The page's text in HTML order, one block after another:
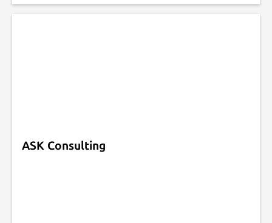
ASK Consulting